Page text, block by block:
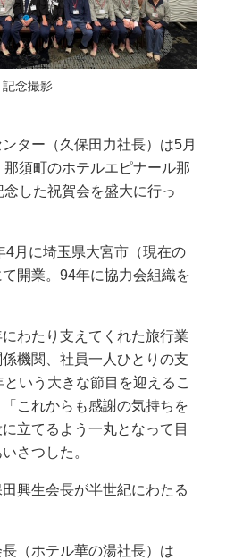
記念撮影
ター（久保田力社長）は5月
須町のホテルエピナール那
した祝賀会を盛大に行っ
月に埼玉県大宮市（現在の
開業。94年に協力会組織を
わたり支えてくれた旅行業
機関、社員一人ひとりの支
いう大きな節目を迎えるこ
これからも感謝の気持ちを
立てるよう一丸となって目
さつした。
興生会長が半世紀にわたる
（ホテル華の湯社長）は